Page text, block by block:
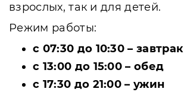
взрослых, так и для детей.
Режим работы:
с 07:30 до 10:30 – завтрак
с 13:00 до 15:00 – обед
с 17:30 до 21:00 – ужин